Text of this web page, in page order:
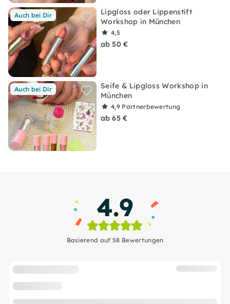
Auch bei Dir
Lipgloss oder Lippenstift
Workshop in München
4,5
ab 50 €
Auch bei Dir
Seife & Lipgloss Workshop in
München
4,9 Partnerbewertung
ab 65 €
4.9
Basierend auf 58 Bewertungen